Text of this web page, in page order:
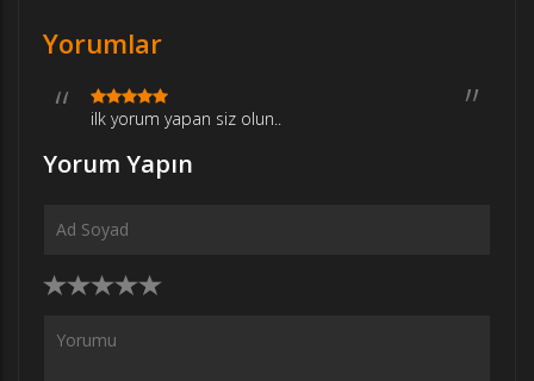
Yorumlar
ilk yorum yapan siz olun..
Yorum Yapın